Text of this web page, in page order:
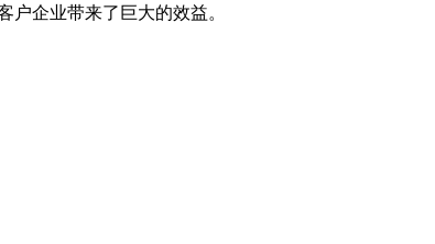
户企业带来了巨大的效益。